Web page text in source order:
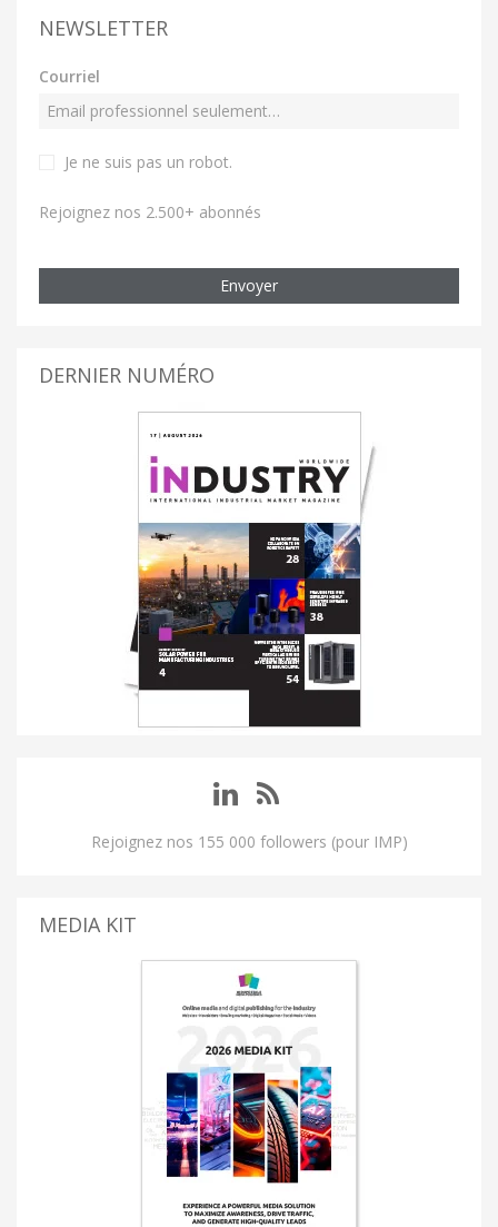
NEWSLETTER
Courriel
Je ne suis pas un robot.
Rejoignez nos 2.500+ abonnés
Envoyer
DERNIER NUMÉRO
Rejoignez nos 155 000 followers (pour IMP)
MEDIA KIT